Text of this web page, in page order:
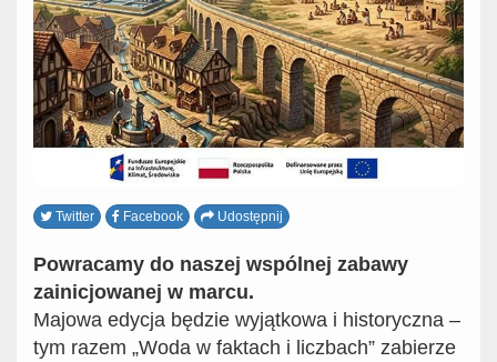
Twitter Facebook Udostępnij
Powracamy do naszej wspólnej zabawy
zainicjowanej w marcu.
Majowa edycja będzie wyjątkowa i historyczna –
tym razem „Woda w faktach i liczbach” zabierze